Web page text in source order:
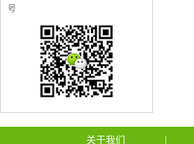
号
关于我们